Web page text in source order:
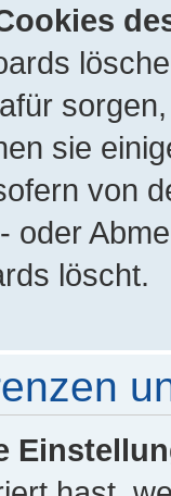
sie
von
oder
löscht.